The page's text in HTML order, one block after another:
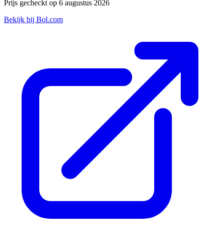
Prijs gecheckt op 6 augustus 2026
Bekijk bij Bol.com